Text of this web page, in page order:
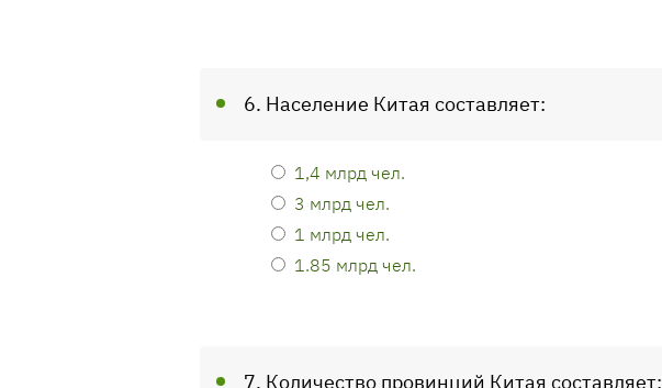
6. Население Китая составляет:
1,4 млрд чел.
3 млрд чел.
1 млрд чел.
1.85 млрд чел.
7. Количество провинций Китая составляет: